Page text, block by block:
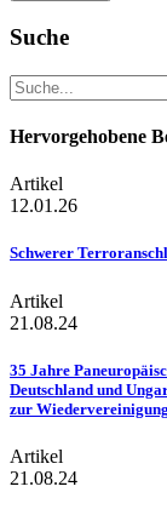
Suche
Hervorgehobene
Artikel
12.01.26
Schwerer
Artikel
21.08.24
35 Jahre
Deutschland und
zur
Artikel
21.08.24